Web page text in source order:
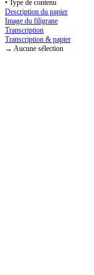
• Type de contenu
Description du papier
Image du filigrane
Transcription
Transcription & papier
→ Aucune sélection